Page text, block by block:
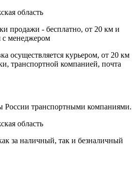
область
продажи - бесплатно, от 20 км и
с менеджером
осуществляется курьером, от 20 км
транспортной компанией, почта
России транспортными компаниями.
область
за наличный, так и безналичный